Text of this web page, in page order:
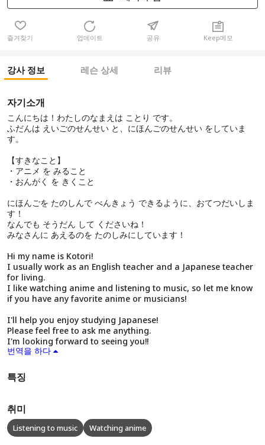
즐겨찾기 업데이트 공유 Keep메모
강사 정보 레슨 상세 리뷰
자기소개
こんにちは！わたしのなまえは ことり です。
ふだんは えいごのせんせい と、にほんごのせんせい をしていま
す。
【すきなこと】
・アニメ を みること
・おんがく を きくこと
にほんごを たのしんで べんきょう できるように、おてつだいしま
す！
なんでも そうだん して くださいね！
みなさんに あえるのを たのしみにしています！
Hi my name is Kotori!
I usually work as an English teacher and a Japanese teacher
for living.
I like watching anime and listening to music, so let me know
if you have any favorite anime or musicians!
I'll help you enjoy studying Japanese!
Please feel free to ask me anything.
I'm looking forward to seeing you!!
번역을 하다
특징
취미
Listening to music Watching anime